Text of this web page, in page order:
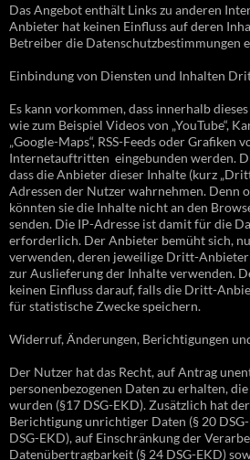
Das Angebot enthält Links zu anderen
Anbieter hat keinen Einfluss auf deren
Betreiber die Datenschutzbestimmungen
Einbindung von Diensten und Inhalten
Es kann vorkommen, dass innerhalb
wie zum Beispiel Videos von „YouTube“,
„Google-Maps“, RSS-Feeds oder Grafiken
Internetauftritten eingebunden werden.
dass die Anbieter dieser Inhalte (kurz
Adressen der Nutzer wahrnehmen. Denn
könnten sie die Inhalte nicht an den
senden. Die IP-Adresse ist damit für die
erforderlich. Der Anbieter bemüht sich,
verwenden, deren jeweilige Dritt-
zur Auslieferung der Inhalte verwenden.
keinen Einfluss darauf, falls die Dritt-
für statistische Zwecke speichern.
Widerruf, Änderungen, Berichtigungen
Der Nutzer hat das Recht, auf Antrag
personenbezogenen Daten zu erhalten,
wurden (§17 DSG-EKD). Zusätzlich hat
Berichtigung unrichtiger Daten (§ 20
DSG-EKD), auf Einschränkung der
Datenübertragbarkeit (§ 24 DSG-EKD)